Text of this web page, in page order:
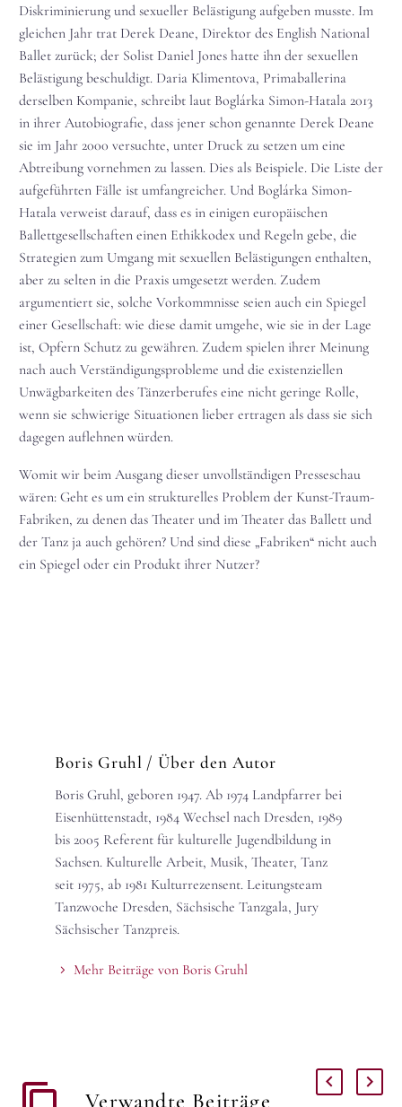
Diskriminierung und sexueller Belästigung aufgeben musste. Im
gleichen Jahr trat Derek Deane, Direktor des English National
Ballet zurück; der Solist Daniel Jones hatte ihn der sexuellen
Belästigung beschuldigt. Daria Klimentova, Primaballerina
derselben Kompanie, schreibt laut Boglárka Simon-Hatala 2013
in ihrer Autobiografie, dass jener schon genannte Derek Deane
sie im Jahr 2000 versuchte, unter Druck zu setzen um eine
Abtreibung vornehmen zu lassen. Dies als Beispiele. Die Liste der
aufgeführten Fälle ist umfangreicher. Und Boglárka Simon-
Hatala verweist darauf, dass es in einigen europäischen
Ballettgesellschaften einen Ethikkodex und Regeln gebe, die
Strategien zum Umgang mit sexuellen Belästigungen enthalten,
aber zu selten in die Praxis umgesetzt werden. Zudem
argumentiert sie, solche Vorkommnisse seien auch ein Spiegel
einer Gesellschaft: wie diese damit umgehe, wie sie in der Lage
ist, Opfern Schutz zu gewähren. Zudem spielen ihrer Meinung
nach auch Verständigungsprobleme und die existenziellen
Unwägbarkeiten des Tänzerberufes eine nicht geringe Rolle,
wenn sie schwierige Situationen lieber ertragen als dass sie sich
dagegen auflehnen würden.
Womit wir beim Ausgang dieser unvollständigen Presseschau
wären: Geht es um ein strukturelles Problem der Kunst-Traum-
Fabriken, zu denen das Theater und im Theater das Ballett und
der Tanz ja auch gehören? Und sind diese „Fabriken“ nicht auch
ein Spiegel oder ein Produkt ihrer Nutzer?
Boris Gruhl / Über den Autor
Boris Gruhl, geboren 1947. Ab 1974 Landpfarrer bei
Eisenhüttenstadt, 1984 Wechsel nach Dresden, 1989
bis 2005 Referent für kulturelle Jugendbildung in
Sachsen. Kulturelle Arbeit, Musik, Theater, Tanz
seit 1975, ab 1981 Kulturrezensent. Leitungsteam
Tanzwoche Dresden, Sächsische Tanzgala, Jury
Sächsischer Tanzpreis.
Mehr Beiträge von Boris Gruhl
Verwandte Beiträge